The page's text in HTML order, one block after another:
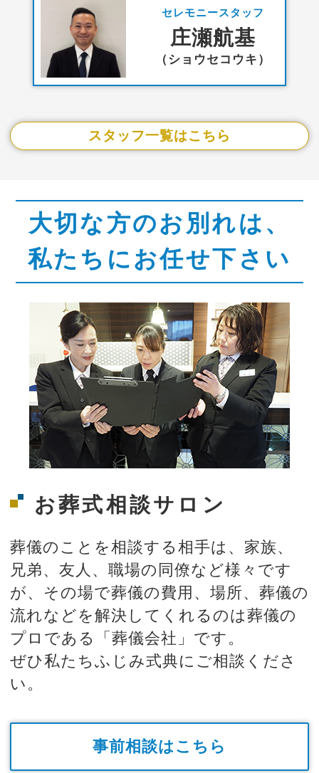
セレモニースタッフ
庄瀬航基
（ショウセコウキ）
スタッフ一覧はこちら
大切な方のお別れは、
私たちにお任せ下さい
お葬式相談サロン
葬儀のことを相談する相手は、家族、
兄弟、友人、職場の同僚など様々です
が、その場で葬儀の費用、場所、葬儀の
流れなどを解決してくれるのは葬儀の
プロである「葬儀会社」です。
ぜひ私たちふじみ式典にご相談くださ
い。
事前相談はこちら